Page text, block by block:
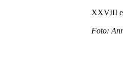
XXVIII
Foto: